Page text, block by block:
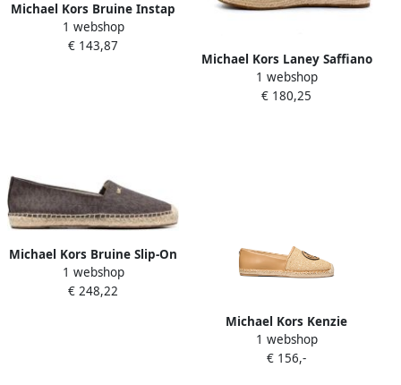
Michael Kors Bruine Instap
Espadrilles Brown Dames
1 webshop
€ 143,87
Michael Kors Laney Saffiano
Leren Espadrille Sleehak
Sandalen
1 webshop
€ 180,25
Michael Kors Bruine Slip-On
Schoenen met Korrelige
Textuur
1 webshop
€ 248,22
Michael Kors Kenzie
espadrilles met
logoplakkaat Beige
1 webshop
€ 156,-